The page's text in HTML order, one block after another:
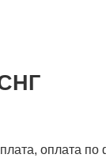
оплата